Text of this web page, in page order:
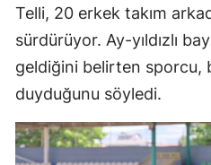
Telli, 20 erkek takım
sürdürüyor. Ay-yıldızlı
geldiğini belirten sporcu,
duyduğunu söyledi.